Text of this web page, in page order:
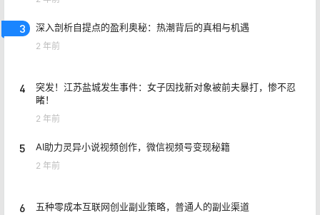
3 深入剖析自提点的盈利奥秘：热潮背后的真相与机遇
2 年前
4
突发！江苏盐城发生事件：女子因找新对象被前夫暴打，惨不忍
睹！
2 年前
5 AI助力灵异小说视频创作，微信视频号变现秘籍
2 年前
6 五种零成本互联网创业副业策略，普通人的副业渠道